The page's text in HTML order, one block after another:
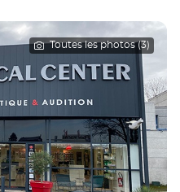
Toutes les photos (3)